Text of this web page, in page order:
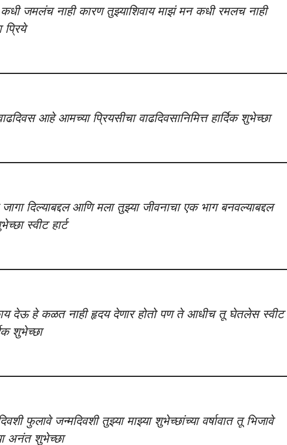
जमलंच नाही कारण तुझ्याशिवाय माझं मन कधी रमलच नाही
प्रिये
आहे आमच्या प्रियसीचा वाढदिवसानिमित्त हार्दिक शुभेच्छा
दिल्याबद्दल आणि मला तुझ्या जीवनाचा एक भाग बनवल्याबद्दल
स्वीट हार्ट
देऊ हे कळत नाही हृदय देणार होतो पण ते आधीच तू घेतलेस स्वीट
शुभेच्छा
फुलावे जन्मदिवशी तुझ्या माझ्या शुभेच्छांच्या वर्षावात तू भिजावे
अनंत शुभेच्छा